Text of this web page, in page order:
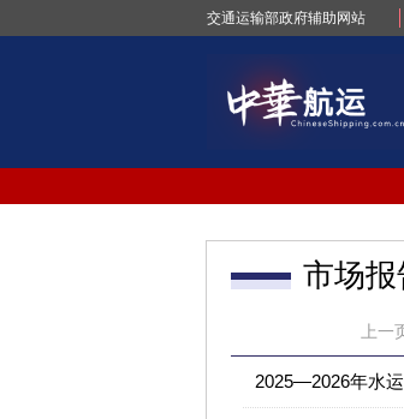
交通运输部政府辅助网站
市场报
上一
2025—2026年水